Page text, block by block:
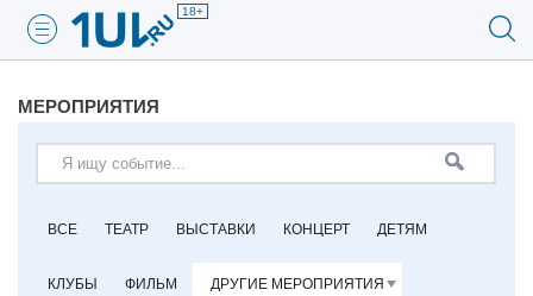
18+
МЕРОПРИЯТИЯ
ВСЕ ТЕАТР ВЫСТАВКИ КОНЦЕРТ ДЕТЯМ
КЛУБЫ ФИЛЬМ ДРУГИЕ МЕРОПРИЯТИЯ